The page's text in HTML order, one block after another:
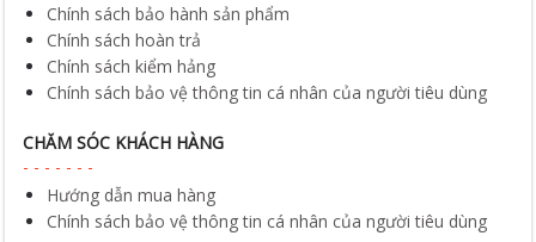
Chính sách bảo hành sản phẩm
Chính sách hoàn trả
Chính sách kiểm hảng
Chính sách bảo vệ thông tin cá nhân của người tiêu dùng
CHĂM SÓC KHÁCH HÀNG
Hướng dẫn mua hàng
Chính sách bảo vệ thông tin cá nhân của người tiêu dùng